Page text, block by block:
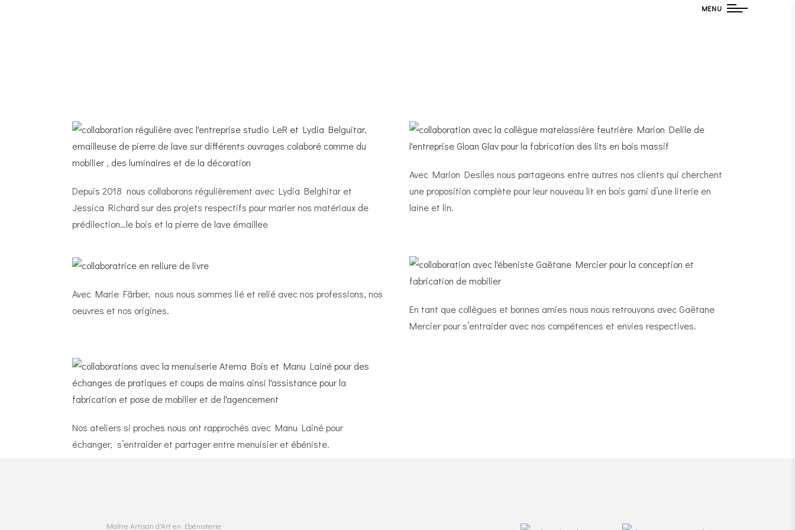
MENU
Depuis 2018 nous collaborons régulièrement avec Lydia Belghitar et
Jessica Richard sur des projets respectifs pour marier nos matériaux de
prédilection…le bois et la pierre de lave émaillee
Avec Marion Desiles nous partageons entre autres nos clients qui cherchent
une proposition complète pour leur nouveau lit en bois garni d’une literie en
laine et lin.
Avec Marie Färber, nous nous sommes lié et relié avec nos professions, nos
oeuvres et nos origines.
En tant que collègues et bonnes amies nous nous retrouvons avec Gaëtane
Mercier pour s’entraider avec nos compétences et envies respectives.
Nos ateliers si proches nous ont rapprochés avec Manu Lainé pour
échanger, s’entraider et partager entre menuisier et ébéniste.
Maître Artisan d'Art en Ebénisterie